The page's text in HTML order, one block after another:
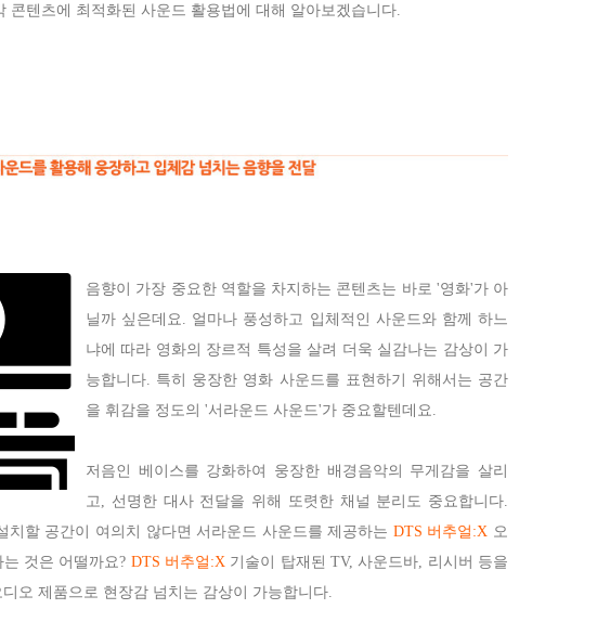
콘텐츠에 최적화된 사운드 활용법에 대해 알아보겠습니다.
음향이 가장 중요한 역할을 차지하는 콘텐츠는 바로 '영화'가 아
닐까 싶은데요. 얼마나 풍성하고 입체적인 사운드와 함께 하느
냐에 따라 영화의 장르적 특성을 살려 더욱 실감나는 감상이 가
능합니다. 특히 웅장한 영화 사운드를 표현하기 위해서는 공간
을 휘감을 정도의 '서라운드 사운드'가 중요할텐데요.
저음인 베이스를 강화하여 웅장한 배경음악의 무게감을 살리
고, 선명한 대사 전달을 위해 또렷한 채널 분리도 중요합니다.
치할 공간이 여의치 않다면 서라운드 사운드를 제공하는 DTS 버추얼:X 오
것은 어떨까요? DTS 버추얼:X 기술이 탑재된 TV, 사운드바, 리시버 등을
오 제품으로 현장감 넘치는 감상이 가능합니다.